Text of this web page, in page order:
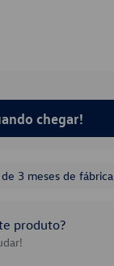
chegar!
de 3 meses de fábrica
produto?